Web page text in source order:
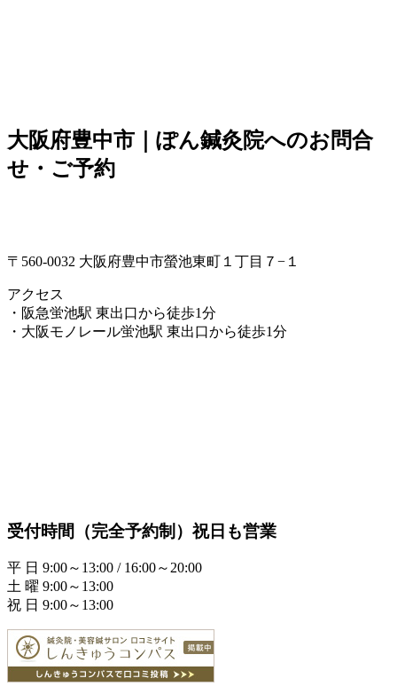
大阪府豊中市｜ぽん鍼灸院へのお問合
せ・ご予約
〒560-0032 大阪府豊中市螢池東町１丁目７−１
アクセス
・阪急蛍池駅 東出口から徒歩1分
・大阪モノレール蛍池駅 東出口から徒歩1分
受付時間（完全予約制）祝日も営業
平 日 9:00～13:00 / 16:00～20:00
土 曜 9:00～13:00
祝 日 9:00～13:00